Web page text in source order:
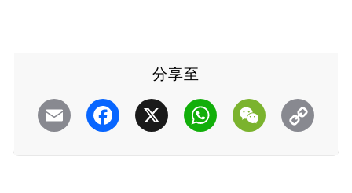
分享至
Email Facebook
X WhatsAppWeChat